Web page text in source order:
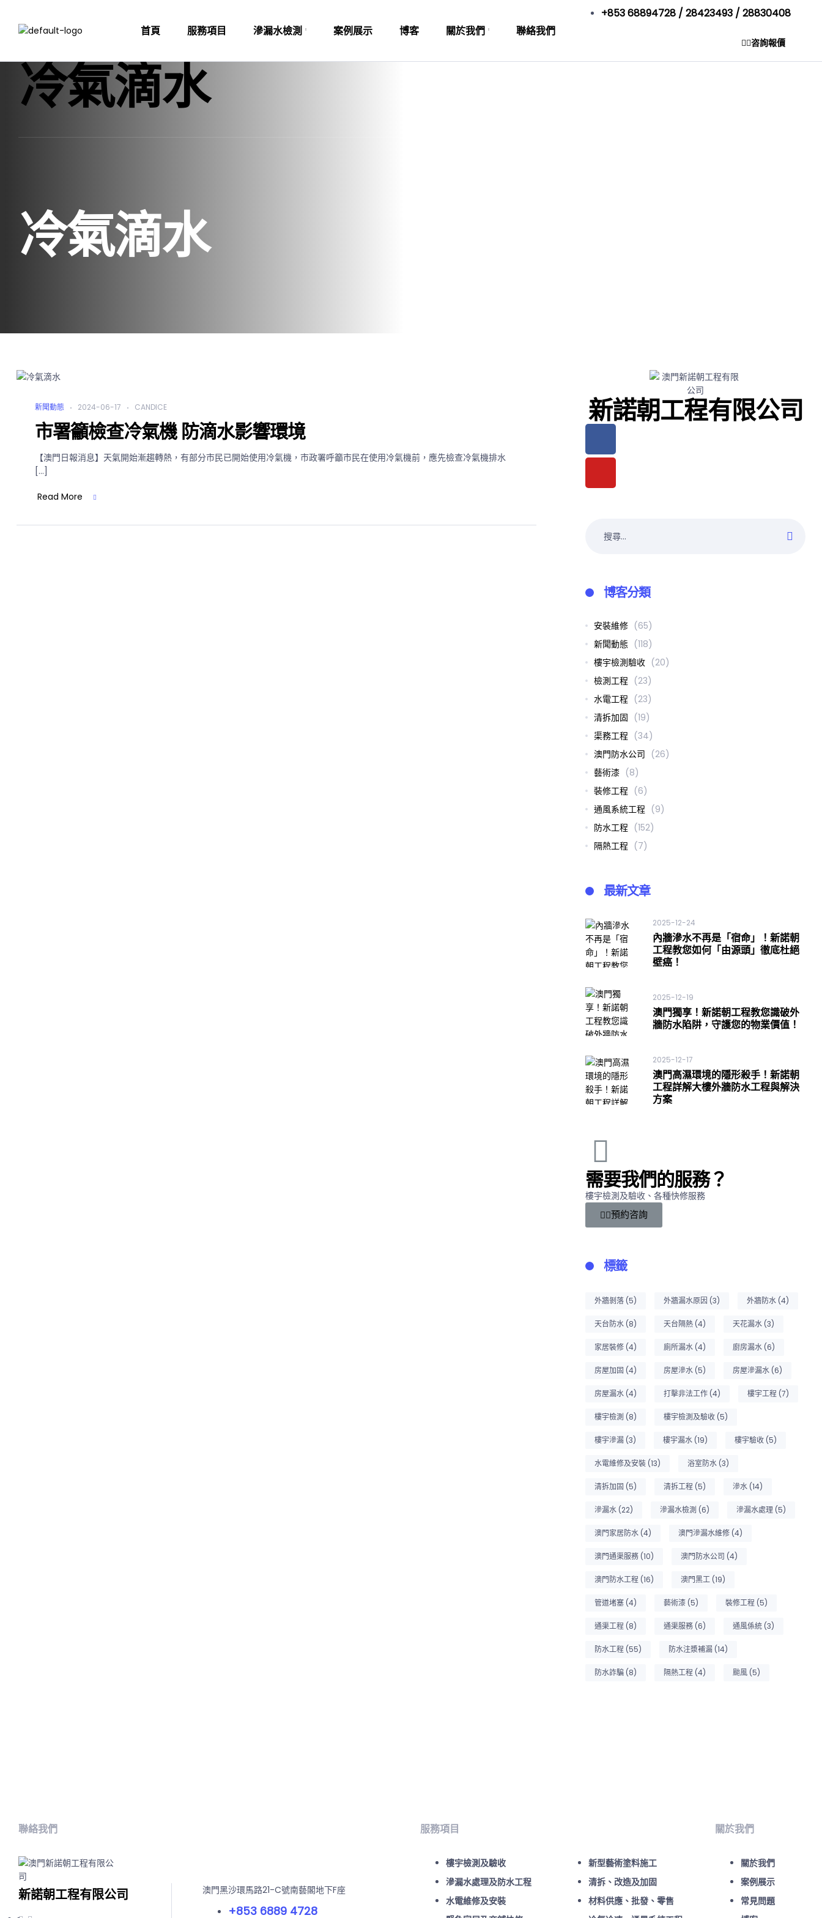
首頁 服務項目 滲漏水檢測 案例展示 博客 關於我們 聯絡我們
+853 68894728 / 28423493 / 28830408
咨詢報價
冷氣滴水
冷氣滴水
新聞動態 2024-06-17 CANDICE
市署籲檢查冷氣機 防滴水影響環境
【澳門日報消息】天氣開始漸趨轉熱，有部分市民已開始使用冷氣機，市政署呼籲市民在使用冷氣機前，應先檢查冷氣機排水
[…]
Read More
新諾朝工程有限公司
博客分類
安裝維修 (65)
新聞動態 (118)
樓宇檢測驗收 (20)
檢測工程 (23)
水電工程 (23)
清拆加固 (19)
渠務工程 (34)
澳門防水公司 (26)
藝術漆 (8)
裝修工程 (6)
通風系統工程 (9)
防水工程 (152)
隔熱工程 (7)
最新文章
2025-12-24
內牆滲水不再是「宿命」！新諾朝
工程教您如何「由源頭」徹底杜絕
壁癌！
2025-12-19
澳門獨享！新諾朝工程教您識破外
牆防水陷阱，守護您的物業價值！
2025-12-17
澳門高濕環境的隱形殺手！新諾朝
工程詳解大樓外牆防水工程與解決
方案
需要我們的服務？
樓宇檢測及驗收、各種快修服務
預約咨詢
標籤
外牆剝落 (5) 外牆漏水原因 (3) 外牆防水 (4)
天台防水 (8) 天台隔熱 (4) 天花漏水 (3)
家居裝修 (4) 廁所漏水 (4) 廚房漏水 (6)
房屋加固 (4) 房屋滲水 (5) 房屋滲漏水 (6)
房屋漏水 (4) 打擊非法工作 (4) 樓宇工程 (7)
樓宇檢測 (8) 樓宇檢測及驗收 (5)
樓宇滲漏 (3) 樓宇漏水 (19) 樓宇驗收 (5)
水電維修及安裝 (13) 浴室防水 (3)
清拆加固 (5) 清拆工程 (5) 滲水 (14)
滲漏水 (22) 滲漏水檢測 (6) 滲漏水處理 (5)
澳門家居防水 (4) 澳門滲漏水維修 (4)
澳門通渠服務 (10) 澳門防水公司 (4)
澳門防水工程 (16) 澳門黑工 (19)
管道堵塞 (4) 藝術漆 (5) 裝修工程 (5)
通渠工程 (8) 通渠服務 (6) 通風係統 (3)
防水工程 (55) 防水注漿補漏 (14)
防水詐騙 (8) 隔熱工程 (4) 颱風 (5)
聯絡我們
新諾朝工程有限公司 澳門黑沙環馬路21-C號南藝閣地下F座
+853 6889 4728
服務項目
樓宇檢測及驗收
滲漏水處理及防水工程
水電維修及安裝
新型藝術塗料施工
清拆、改造及加固
材料供應、批發、零售
關於我們
關於我們
案例展示
常見問題